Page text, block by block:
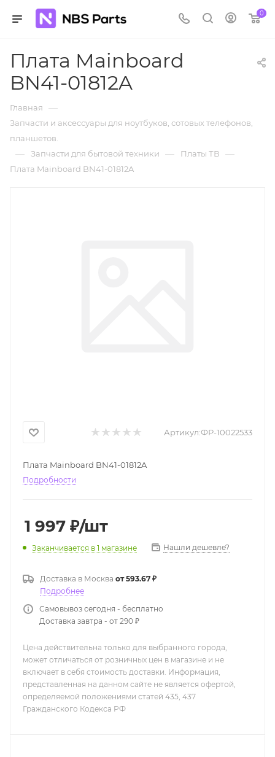
0
Плата Mainboard
BN41-01812A
Главная —
Запчасти и аксессуары для ноутбуков, сотовых телефонов,
планшетов.
— Запчасти для бытовой техники — Платы ТВ —
Плата Mainboard BN41-01812A
Артикул:ФР-10022533
Плата Mainboard BN41-01812A
Подробности
1 997 ₽/шт
Заканчивается в 1 магазине Нашли дешевле?
Доставка в Москва от 593.67 ₽
Подробнее
Самовывоз сегодня - бесплатно
Доставка завтра - от 290 ₽
Цена действительна только для выбранного города,
может отличаться от розничных цен в магазине и не
включает в себя стоимость доставки. Информация,
представленная на данном сайте не является офертой,
определяемой положениями статей 435, 437
Гражданского Кодекса РФ